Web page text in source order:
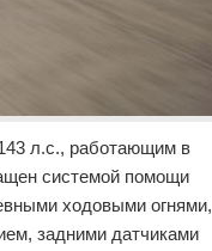
л.с., работающим в
системой помощи
ходовыми огнями,
задними датчиками